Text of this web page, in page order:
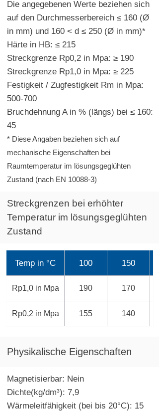
Die angegebenen Werte beziehen sich
auf den Durchmesserbereich ≤ 160 (Ø
in mm) und 160 < d ≤ 250 (Ø in mm)*
Härte in HB: ≤ 215
Streckgrenze Rp0,2 in Mpa: ≥ 190
Streckgrenze Rp1,0 in Mpa: ≥ 225
Festigkeit / Zugfestigkeit Rm in Mpa:
500-700
Bruchdehnung A in % (längs) bei ≤ 160:
45
* Diese Angaben beziehen sich auf
mechanische Eigenschaften bei
Raumtemperatur im lösungsgeglühten
Zustand (nach EN 10088-3)
Streckgrenzen bei erhöhter
Temperatur im lösungsgeglühten
Zustand
Temp in °C 100 150
Rp1,0 in Mpa 190 170
Rp0,2 in Mpa 155 140
​Physikalische Eigenschaften
Magnetisierbar: Nein
Dichte(kg/dm³): 7,9
Wärmeleitfähigkeit (bei bis 20°C): 15